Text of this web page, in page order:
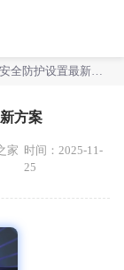
方案
家 时间：2025-11-
25